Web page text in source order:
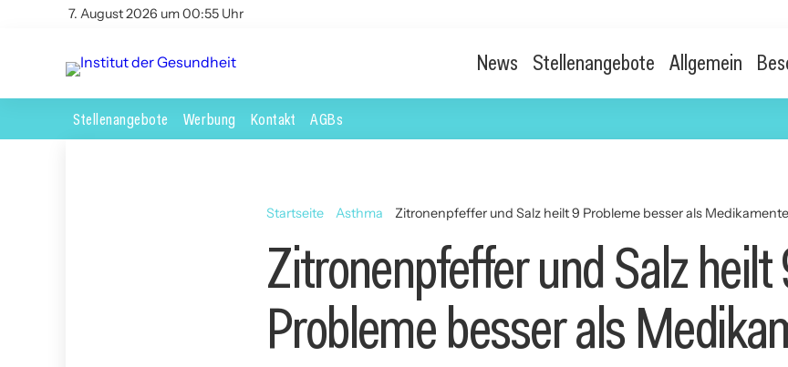
7. August 2026 um 00:55 Uhr
News Stellenangebote Allgemein
Stellenangebote Werbung Kontakt AGBs
Startseite Asthma Zitronenpfeffer und Salz heilt 9 Probleme besser als Medikamente
Zitronenpfeffer und Salz heilt
Probleme besser als